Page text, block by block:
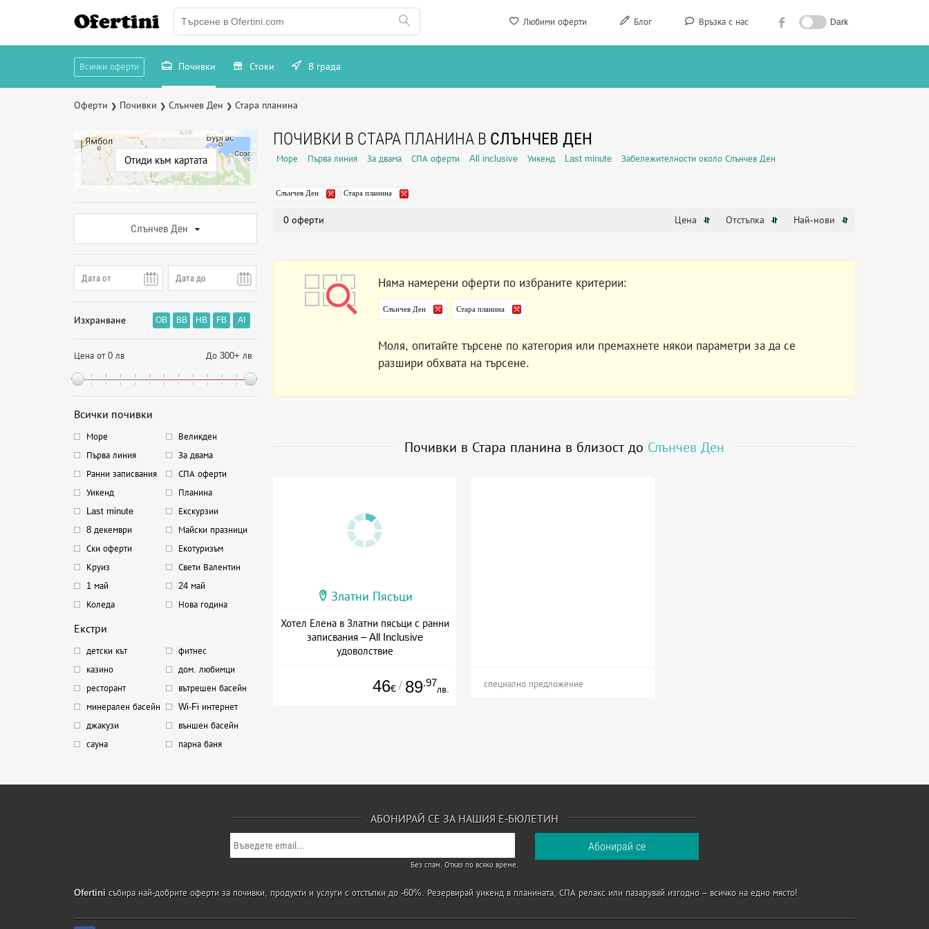
Любими оферти Блог Връзка с нас Dark
Ofertini
Всички оферти Почивки Стоки В града
Оферти ❯ Почивки ❯ Слънчев Ден ❯ Стара планина
Отиди към картата
Слънчев Ден
Изхранване OB BB HB FB AI
Цена от 0 лв До 300+ лв
Всички почивки
Море
Великден
Първа линия
За двама
Ранни записвания
СПА оферти
Уикенд
Планина
Last minute
Екскурзии
8 декември
Майски празници
Ски оферти
Екотуризъм
Круиз
Свети Валентин
1 май
24 май
Коледа
Нова година
Екстри
детски кът
фитнес
казино
дом. любимци
ресторант
вътрешен басейн
минерален басейн
Wi-Fi интернет
джакузи
външен басейн
сауна
парна баня
ПОЧИВКИ В СТАРА ПЛАНИНА В СЛЪНЧЕВ ДЕН
Море Първа линия За двама СПА оферти All inclusive Уикенд Last minute Забележителности около Слънчев Ден
Слънчев Ден Стара планина
0 оферти Цена Отстъпка Най-нови
Няма намерени оферти по избраните критерии:
Слънчев Ден Стара планина
Моля, опитайте търсене по категория или премахнете някои параметри за да се
разшири обхвата на търсене.
Почивки в Стара планина в близост до Слънчев Ден
Златни Пясъци
Хотел Елена в Златни пясъци с ранни
записвания – All Inclusive
удоволствие
46€ / 89.97
лв. специално предложение
АБОНИРАЙ СЕ ЗА НАШИЯ Е-БЮЛЕТИН
Без спам. Отказ по всяко време.
Ofertini събира най-добрите оферти за почивки, продукти и услуги с отстъпки до -60%. Резервирай уикенд в планината, СПА релакс или пазарувай изгодно – всичко на едно място!